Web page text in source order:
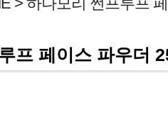
프 페이스 파우더